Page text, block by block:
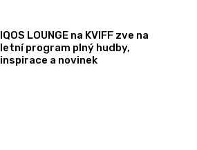
IQOS LOUNGE na KVIFF zve na
letní program plný hudby,
inspirace a novinek